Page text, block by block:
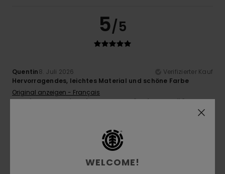
5/5
Quentin8. Juli 2026
Verifizierter Kauf
Hervorragendes, leichtes Material und schöne Farbe
Original anzeigen - Français
Komfort: 5 Preis-Leistungs-Verhältnis: 5 Größe:
5/5
WELCOME!